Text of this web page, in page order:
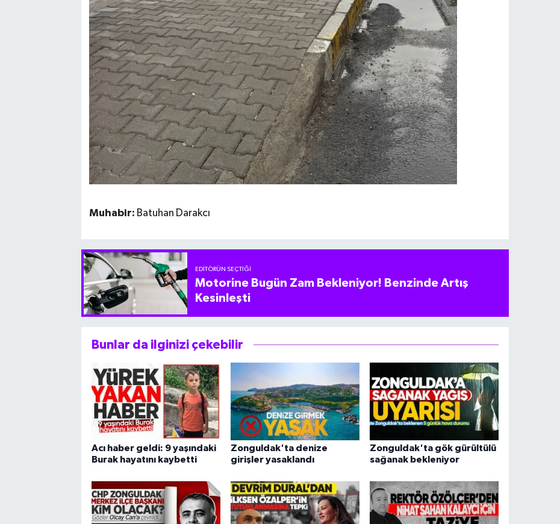
Muhabir: Batuhan Darakcı
EDITÖRÜN SEÇTIĞI
Motorine Bugün Zam Bekleniyor! Benzinde Artış
Kesinleşti
Bunlar da ilginizi çekebilir
Acı haber geldi: 9 yaşındaki
Burak hayatını kaybetti
Zonguldak'ta denize
girişler yasaklandı
Zonguldak'ta gök gürültülü
sağanak bekleniyor